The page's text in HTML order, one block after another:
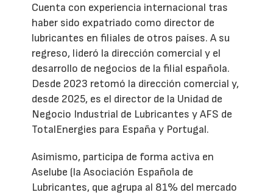
Cuenta con experiencia internacional tras
haber sido expatriado como director de
lubricantes en filiales de otros países. A su
regreso, lideró la dirección comercial y el
desarrollo de negocios de la filial española.
Desde 2023 retomó la dirección comercial y,
desde 2025, es el director de la Unidad de
Negocio Industrial de Lubricantes y AFS de
TotalEnergies para España y Portugal.
Asimismo, participa de forma activa en
Aselube (la Asociación Española de
Lubricantes, que agrupa al 81% del mercado